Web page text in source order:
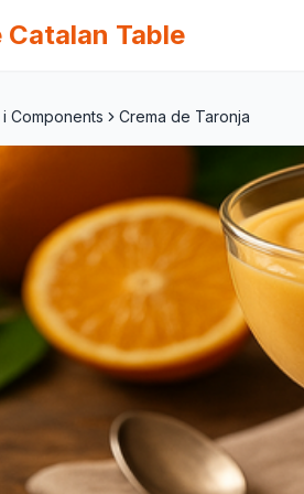
Catalan Table
i Components Crema de Taronja